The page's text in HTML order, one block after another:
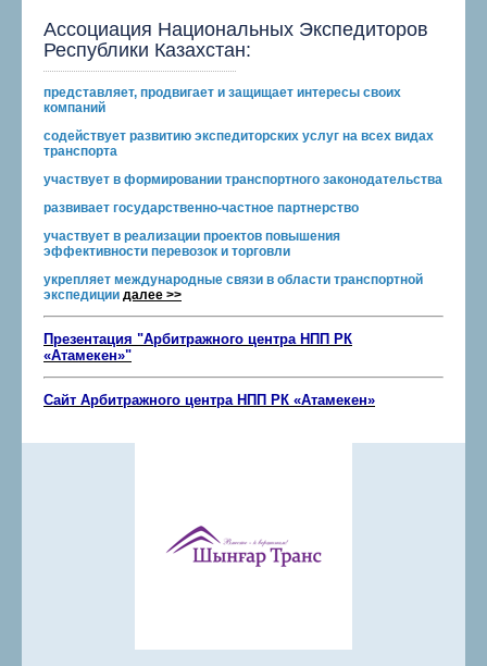
Ассоциация Национальных Экспедиторов
Республики Казахстан:
представляет, продвигает и защищает интересы своих
компаний
содействует развитию экспедиторских услуг на всех видах
транспорта
участвует в формировании транспортного законодательства
развивает государственно-частное партнерство
участвует в реализации проектов повышения
эффективности перевозок и торговли
укрепляет международные связи в области транспортной
экспедиции далее >>
Презентация "Арбитражного центра НПП РК
«Атамекен»"
Сайт Арбитражного центра НПП РК «Атамекен»